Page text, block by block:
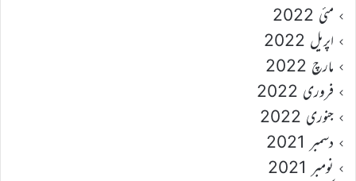
مئی 2022
اپریل 2022
مارچ 2022
فروری 2022
جنوری 2022
دسمبر 2021
نومبر 2021